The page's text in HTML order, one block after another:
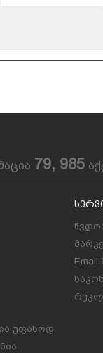
79, 985
უფასოდ
Email